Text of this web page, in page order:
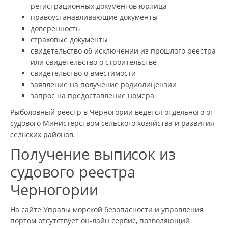
регистрационных документов юрлица
правоустанавливающие документы
доверенность
страховые документы
свидетельство об исключении из прошлого реестра
или свидетельство о строительстве
свидетельство о вместимости
заявление на получение радиолицензии
запрос на предоставление номера
Рыболовный реестр в Черногории ведется отдельного от
судового Министерством сельского хозяйства и развития
сельских районов.
Получение выписок из
судового реестра
Черногории
На сайте Управы морской безопасности и управления
портом отсутствует он-лайн сервис, позволяющий